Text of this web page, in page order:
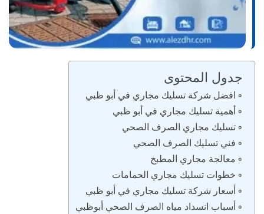
جدول المحتوى
افضل شركة تسليك مجاري في أبو ظبي
أهمية تسليك مجاري في أبو ظبي
تسليك مجاري الصرف الصحي
فني تسليك الصرف الصحي
معالجة مجاري المطبخ
خطوات تسليك مجاري الحمامات
أسعار شركة تسليك مجاري في أبو ظبي
أسباب انسداد مياه الصرف الصحي أبوظبي